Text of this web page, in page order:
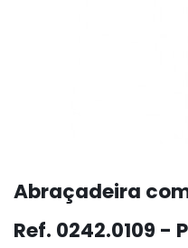
Abraçadeira
Ref. 0242.0109 -